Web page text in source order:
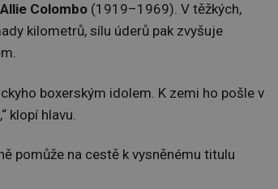
Allie Colombo (1919–1969). V těžkých,
kilometrů, sílu úderů pak zvyšuje
boxerským idolem. K zemi ho pošle v
klopí hlavu.
pomůže na cestě k vysněnému titulu